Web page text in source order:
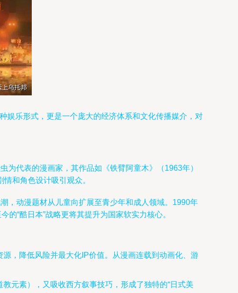
娱乐形式，更是一个庞大的经济体系和文化传播媒介，对
为代表的漫画家，其作品如《铁臂阿童木》（1963年）
和角色设计吸引观众。
，动漫题材从儿童向扩展至青少年和成人领域。1990年
“酷日本”战略更将其提升为国家软实力核心。
，降低风险并最大化IP价值。从漫画连载到动画化、游
元素），又吸收西方叙事技巧，形成了独特的“日式美